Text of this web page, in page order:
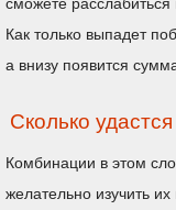
сможете
Как только выпадет
а внизу появится
Сколько
Комбинации в этом
желательно изучить